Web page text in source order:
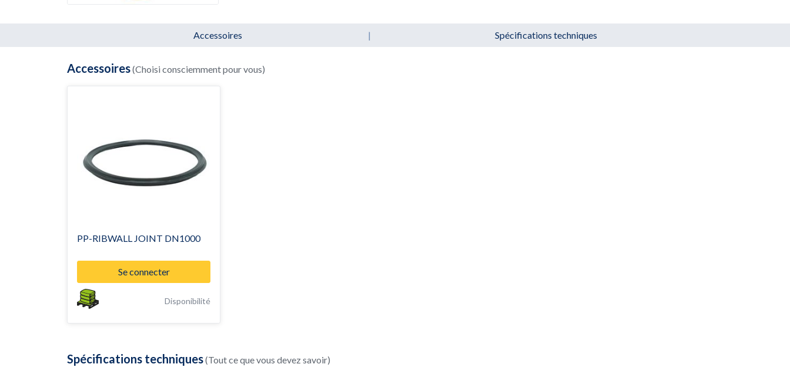
Accessoires | Spécifications techniques
Accessoires(Choisi consciemment pour vous)
PP-RIBWALL JOINT DN1000
Se connecter
Disponibilité
Spécifications techniques(Tout ce que vous devez savoir)